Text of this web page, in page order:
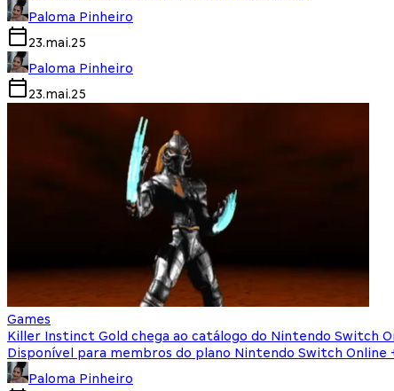
Paloma Pinheiro
23.mai.25
Paloma Pinheiro
23.mai.25
Games
Killer Instinct Gold chega ao catálogo do Nintendo Switch
Disponível para membros do plano Nintendo Switch Online
Paloma Pinheiro